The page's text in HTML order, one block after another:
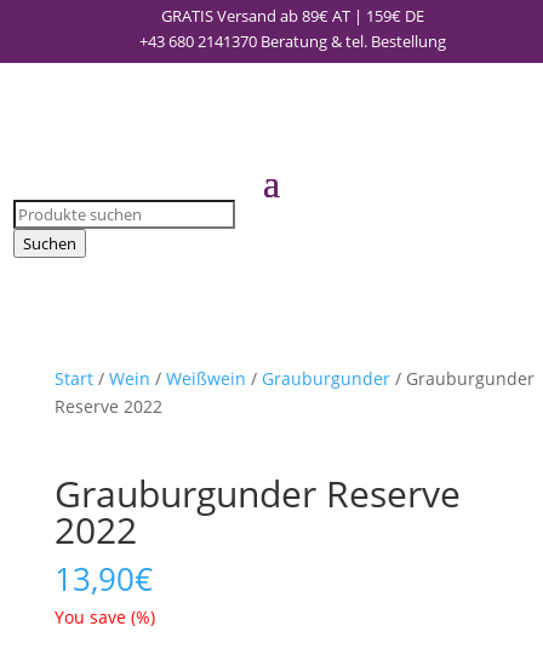
GRATIS Versand ab 89€ AT | 159€ DE
+43 680 2141370 Beratung & tel. Bestellung
Products
search
Suchen
Start/ Wein / Weißwein / Grauburgunder/ Grauburgunder
Reserve 2022
Grauburgunder Reserve
2022
13,90€
You save (%)